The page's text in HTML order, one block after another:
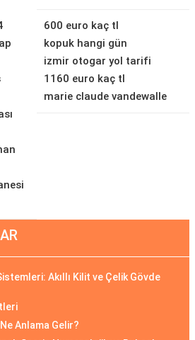
600 euro kaç tl
kopuk hangi gün
izmir otogar yol tarifi
1160 euro kaç tl
marie claude vandewalle
Akıllı Kilit ve Çelik Gövde
Anlama Gelir?